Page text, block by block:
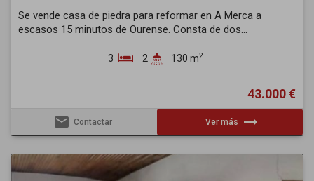
Se vende casa de piedra para reformar en A Merca a
escasos 15 minutos de Ourense. Consta de dos...
3 2 130 m2
43.000 €
email Contactar Ver más trending_flat
Previous Next